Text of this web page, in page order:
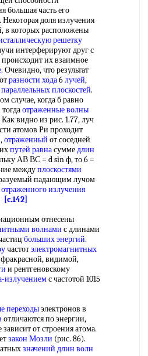
большая часть его
Некоторая доля излучения
в которых расположены
решетку
интерферируют друг с
происходит их взаимное
. Очевидно, что результат
разности хода6лучей,
параллельных плоскостей.
случае, когда б равно
тогдаотраженные волны
видно из рис. 1.77, луч
атомов Ри проходит
отраженный от соседней
путей равнасуммедлин
АВ ВС = d sin ф, то 6 =
междуплоскостями
падающим лучом
отраженного излучения
[c.142]
отнесены
волнами с длинами
больших энергий.
частотэлектромагнитных
видимой,
и рентгеновскому
излучениемс частотой 1015
переходыэлектронов в
отличаются по энергии,
от строения атома.
закон Мозли (рис. 86).
значений длин волн